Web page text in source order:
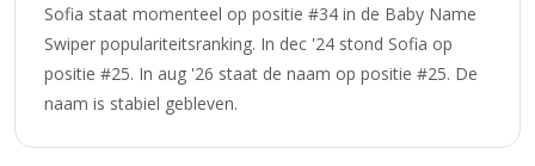
Sofia staat momenteel op positie #34 in de Baby Name
Swiper populariteitsranking. In dec '24 stond Sofia op
positie #25. In aug '26 staat de naam op positie #25. De
naam is stabiel gebleven.